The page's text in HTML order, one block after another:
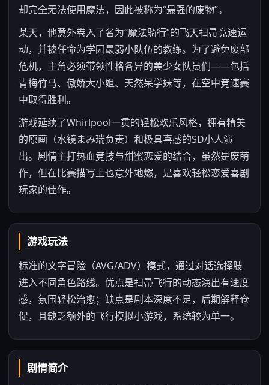
却完全无法使用魔法，因此被称为“最强的废物”。
某天，他意外卷入了名为“魔法骑行”的飞天扫帚竞速运
动，并被任命为学园最弱小队伍的教练。为了避免废部
危机，主角必须带领性格各异的美少女队员们——包括
青梅竹马、傲娇大小姐、天然呆学妹等，在空中竞速赛
中取得胜利。
游戏延续了Whirlpool一贯的轻松欢乐风格，拥有精美
的原画（水镜まみ瑞负责）和极具喜感的SD小人演
出。剧情主打热血竞技与甜蜜恋爱的结合，虽然是废萌
作，但在比赛描写上也意外地燃，是喜欢轻松恋爱喜剧
玩家的佳作。
游戏玩法
标准的文字冒险（AVG/ADV）模式，通过对话选择肢
进入不同角色路线。优点是扫帚飞行的动态演出有速度
感，氛围轻松治愈；缺点是剧本深度不足，后期解释仓
促，且缺乏额外的飞行模拟小游戏，系统较为单一。
剧情简介